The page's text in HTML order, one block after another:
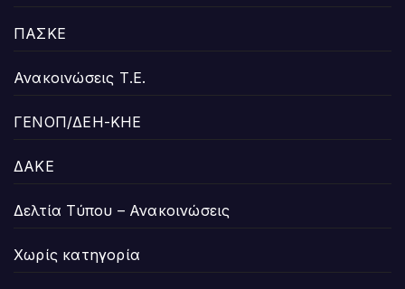
ΠΑΣΚΕ
Ανακοινώσεις Τ.Ε.
ΓΕΝΟΠ/ΔΕΗ-ΚΗΕ
ΔΑΚΕ
Δελτία Τύπου – Ανακοινώσεις
Χωρίς κατηγορία